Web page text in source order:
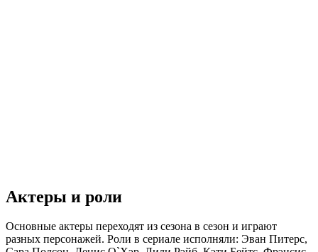
Актеры и роли
Основные актеры переходят из сезона в сезон и играют
разных персонажей. Роли в сериале исполняли: Эван Питерс,